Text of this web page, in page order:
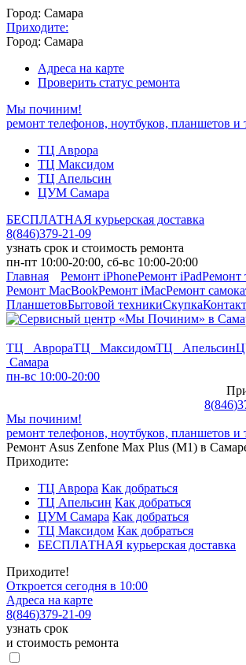
Город: Самара
Приходите:
Город: Самара
Адреса на карте
Проверить статус ремонта
Мы починим!
ремонт телефонов, ноутбуков, планшетов
ТЦ Аврора
ТЦ Максидом
ТЦ Апельсин
ЦУМ Самара
БЕСПЛАТНАЯ курьерская доставка
8(846)379-21-09
узнать срок и стоимость ремонта
пн-пт 10:00-20:00, сб-вс 10:00-20:00
Главная
Ремонт iPhoneРемонт iPadРемонт
Ремонт MacBookРемонт iMacРемонт
ПланшетовБытовой техникиСкупка
ТЦ АврораТЦ МаксидомТЦ Апельсин
Самара
пн-вс 10:00-20:00
8(846)
Мы починим!
ремонт телефонов, ноутбуков, планшетов
Ремонт Asus Zenfone Max Plus (M1) в
Приходите:
ТЦ Аврора Как добраться
ТЦ Апельсин Как добраться
ЦУМ Самара Как добраться
ТЦ Максидом Как добраться
БЕСПЛАТНАЯ курьерская доставка
Приходите!
Откроется сегодня в 10:00
Адреса на карте
8(846)379-21-09
узнать срок
и стоимость ремонта